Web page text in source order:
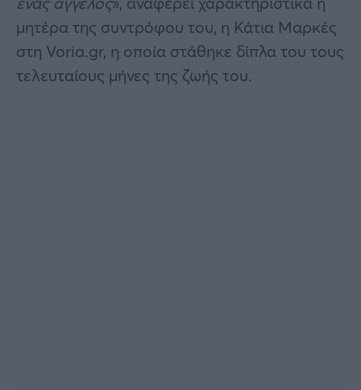
μητέρα της συντρόφου του, η Κάτια Μαρκές
στη Voria.gr, η οποία στάθηκε δίπλα του τους
τελευταίους μήνες της ζωής του.